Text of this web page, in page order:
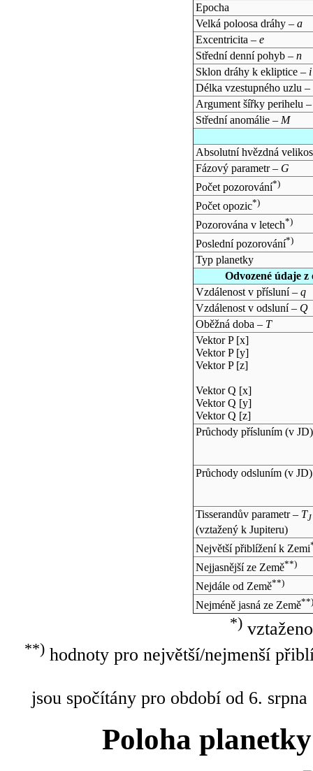
Epocha
Velká poloosa dráhy – a
Excentricita – e
Střední denní pohyb – n
Sklon dráhy k ekliptice – i
Délka vzestupného uzlu –
Argument šířky perihelu
Střední anomálie – M
Absolutní hvězdná
Fázový parametr – G
Počet pozorování*)
Počet opozic*)
Pozorována v letech*)
Poslední pozorování*)
Typ planetky
Odvozené údaje
Vzdálenost v přísluní – q
Vzdálenost v odsluní – Q
Oběžná doba – T
Vektor P [x]
Vektor P [y]
Vektor P [z]
Vektor Q [x]
Vektor Q [y]
Vektor Q [z]
Průchody přísluním (v JD)
Průchody odsluním (v JD)
Tisserandův parametr – TJ
(vztažený k Jupiteru)
Největší přiblížení k Zemi
Nejjasnější ze Země**)
Nejdále od Země**)
Nejméně jasná ze Země**)
*)
**)hodnoty pro největší/nejmenší
jsou spočítány pro období od 6.
Poloha